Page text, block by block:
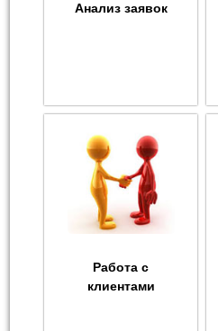
Анализ заявок
Работа с
клиентами